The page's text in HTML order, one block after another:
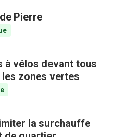
Pierre
à vélos devant tous
zones vertes
la surchauffe